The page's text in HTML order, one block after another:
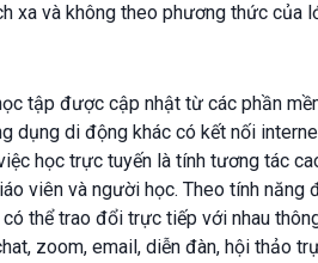
xa và không theo phương thức của
tập được cập nhật từ các phần
dụng di động khác có kết nối
học trực tuyến là tính tương tác
viên và người học. Theo tính năng
thể trao đổi trực tiếp với nhau
zoom, email, diễn đàn, hội thảo